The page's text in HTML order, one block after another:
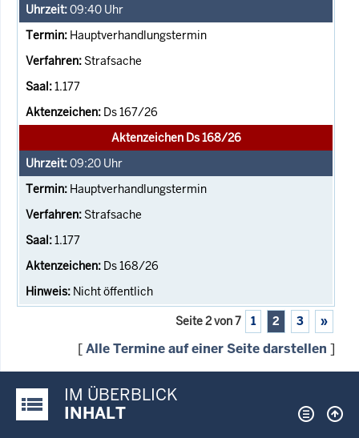
09:40 Uhr
Hauptverhandlungstermin
Strafsache
1.177
Ds 167/26
Aktenzeichen Ds 168/26
09:20 Uhr
Hauptverhandlungstermin
Strafsache
1.177
Ds 168/26
Nicht öffentlich
Seite 2 von 7 1 2 3 »
[Alle Termine auf einer Seite darstellen ]
Justiz-Portal im Überblick:
IM ÜBERBLICK
INHALT